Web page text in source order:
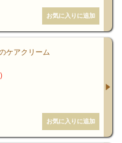
ケアクリーム